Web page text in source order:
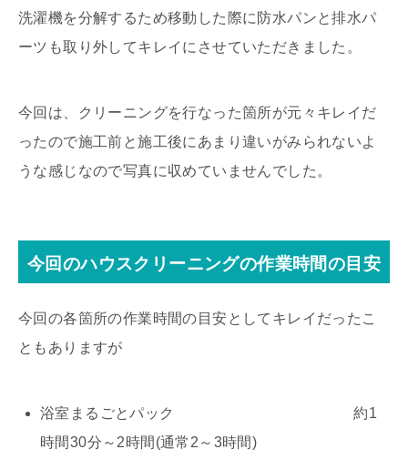
洗濯機を分解するため移動した際に防水パンと排水パ
ーツも取り外してキレイにさせていただきました。
今回は、クリーニングを行なった箇所が元々キレイだ
ったので施工前と施工後にあまり違いがみられないよ
うな感じなので写真に収めていませんでした。
今回のハウスクリーニングの作業時間の目安
今回の各箇所の作業時間の目安としてキレイだったこ
ともありますが
浴室まるごとパック 約1
時間30分～2時間(通常2～3時間)